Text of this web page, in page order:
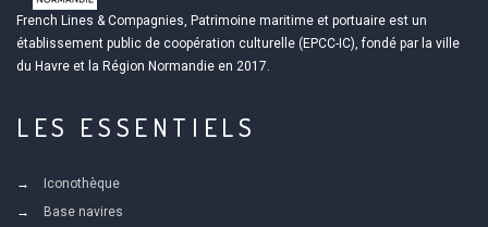
French Lines & Compagnies, Patrimoine maritime et portuaire est un
établissement public de coopération culturelle (EPCC-IC), fondé par la ville
du Havre et la Région Normandie en 2017.
LES ESSENTIELS
Iconothèque
Base navires